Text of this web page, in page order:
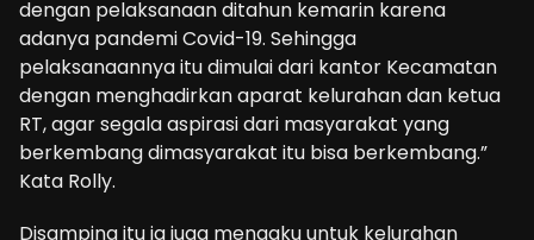
dengan pelaksanaan ditahun kemarin karena
adanya pandemi Covid-19. Sehingga
pelaksanaannya itu dimulai dari kantor Kecamatan
dengan menghadirkan aparat kelurahan dan ketua
RT, agar segala aspirasi dari masyarakat yang
berkembang dimasyarakat itu bisa berkembang.”
Kata Rolly.
Disamping itu ia juga mengaku untuk kelurahan